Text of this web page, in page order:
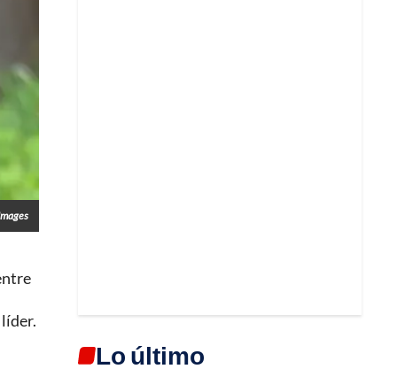
Lo último